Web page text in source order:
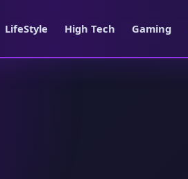
LifeStyle High Tech Gaming